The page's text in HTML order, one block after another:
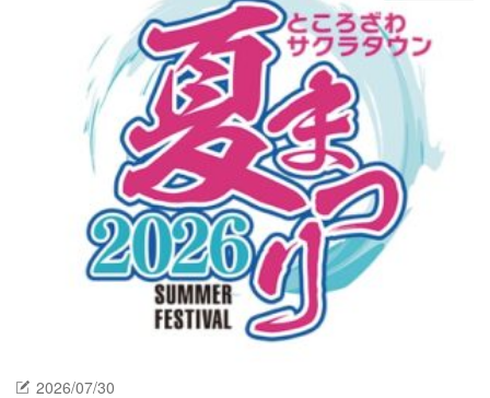
2026/07/30